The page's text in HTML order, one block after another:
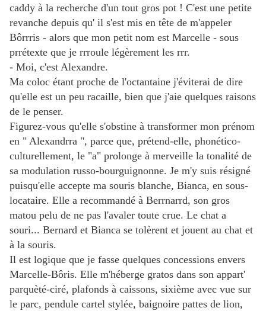
caddy à la recherche d'un tout gros pot ! C'est une petite
revanche depuis qu' il s'est mis en tête de m'appeler
Bôrrris - alors que mon petit nom est Marcelle - sous
prrétexte que je rrroule légèrement les rrr.
- Moi, c'est Alexandre.
Ma coloc étant proche de l'octantaine j'éviterai de dire
qu'elle est un peu racaille, bien que j'aie quelques raisons
de le penser.
Figurez-vous qu'elle s'obstine à transformer mon prénom
en " Alexandrra ", parce que, prétend-elle, phonético-
culturellement, le "a" prolonge à merveille la tonalité de
sa modulation russo-bourguignonne. Je m'y suis résigné
puisqu'elle accepte ma souris blanche, Bianca, en sous-
locataire. Elle a recommandé à Berrnarrd, son gros
matou pelu de ne pas l'avaler toute crue. Le chat a
souri... Bernard et Bianca se tolèrent et jouent au chat et
à la souris.
Il est logique que je fasse quelques concessions envers
Marcelle-Bôris. Elle m'héberge gratos dans son appart'
parquèté-ciré, plafonds à caissons, sixième avec vue sur
le parc, pendule cartel stylée, baignoire pattes de lion,